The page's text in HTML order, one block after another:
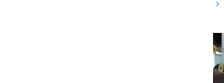
keyboard_arrow_right